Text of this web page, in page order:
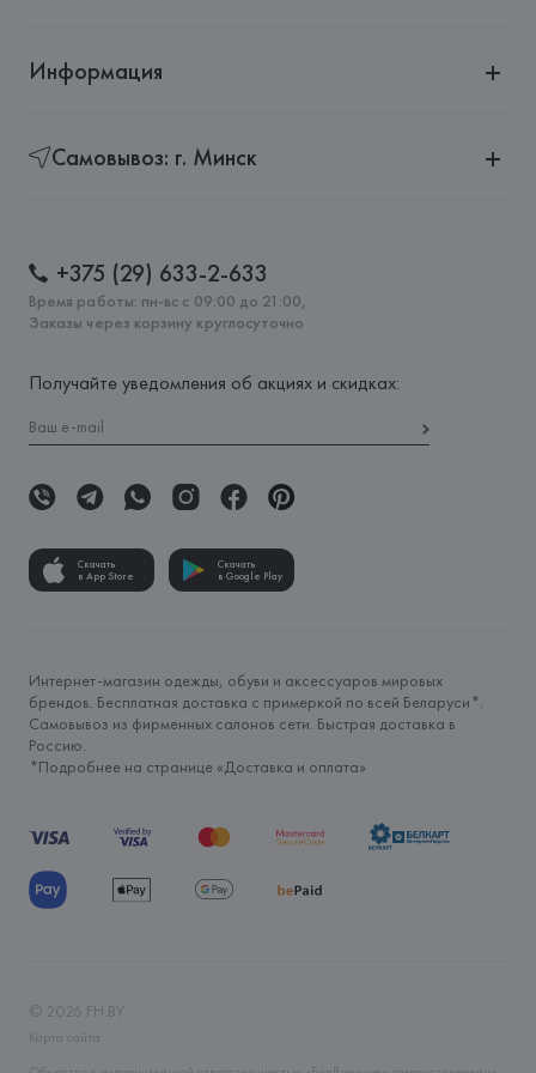
Информация
Самовывоз: г. Минск
+375 (29) 633-2-633
Время работы: пн-вс с 09:00 до 21:00,
Заказы через корзину круглосуточно
Получайте уведомления об акциях и скидках:
Скачать
в App Store
Скачать
в Google Play
Интернет-магазин одежды, обуви и аксессуаров мировых
брендов. Бесплатная доставка с примеркой по всей Беларуси*.
Самовывоз из фирменных салонов сети. Быстрая доставка в
Россию.
*Подробнее на странице «Доставка и оплата»
© 2026 FH.BY
Карта сайта